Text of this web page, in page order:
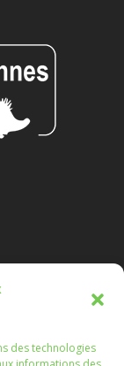
des technologies